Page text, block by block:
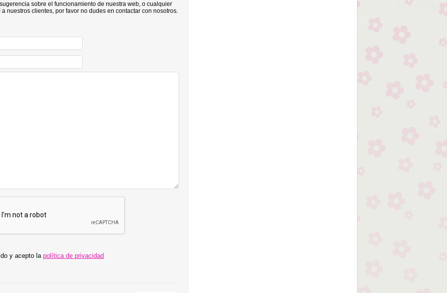
sobre el funcionamiento de nuestra web, o cualquier
nuestros clientes, por favor no dudes en contactar con nosotros.
y acepto lapolítica de privacidad